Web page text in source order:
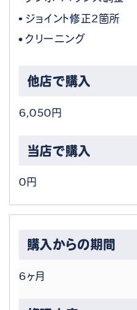
ジョイント修正2箇所
クリーニング
6,050円
0円
6ヶ月